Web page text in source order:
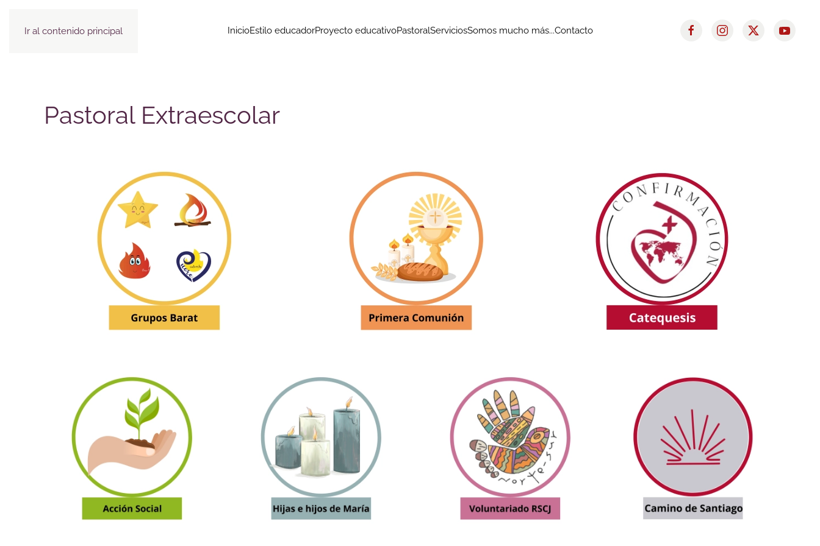
Ir al contenido principal InicioEstilo educadorProyecto educativoPastoralServiciosSomos mucho más...Contacto
Pastoral Extraescolar